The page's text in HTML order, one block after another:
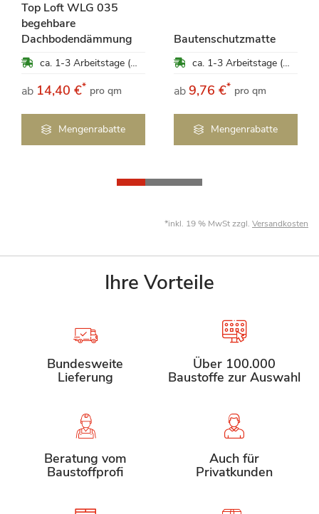
Top Loft WLG 035
begehbare
Dachbodendämmung
ca. 1-3 Arbeitstage (Mo-Fr)
ab 14,40 €* pro qm
Mengenrabatte
Bautenschutzmatte
ca. 1-3 Arbeitstage (Mo-Fr)
ab9,76 €* pro qm
Mengenrabatte
*inkl. 19 % MwSt zzgl. Versandkosten
Ihre Vorteile
Bundesweite
Lieferung
Über 100.000
Baustoffe zur Auswahl
Beratung vom
Baustoffprofi
Auch für
Privatkunden